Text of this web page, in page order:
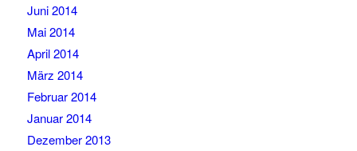
Juni 2014
Mai 2014
April 2014
März 2014
Februar 2014
Januar 2014
Dezember 2013